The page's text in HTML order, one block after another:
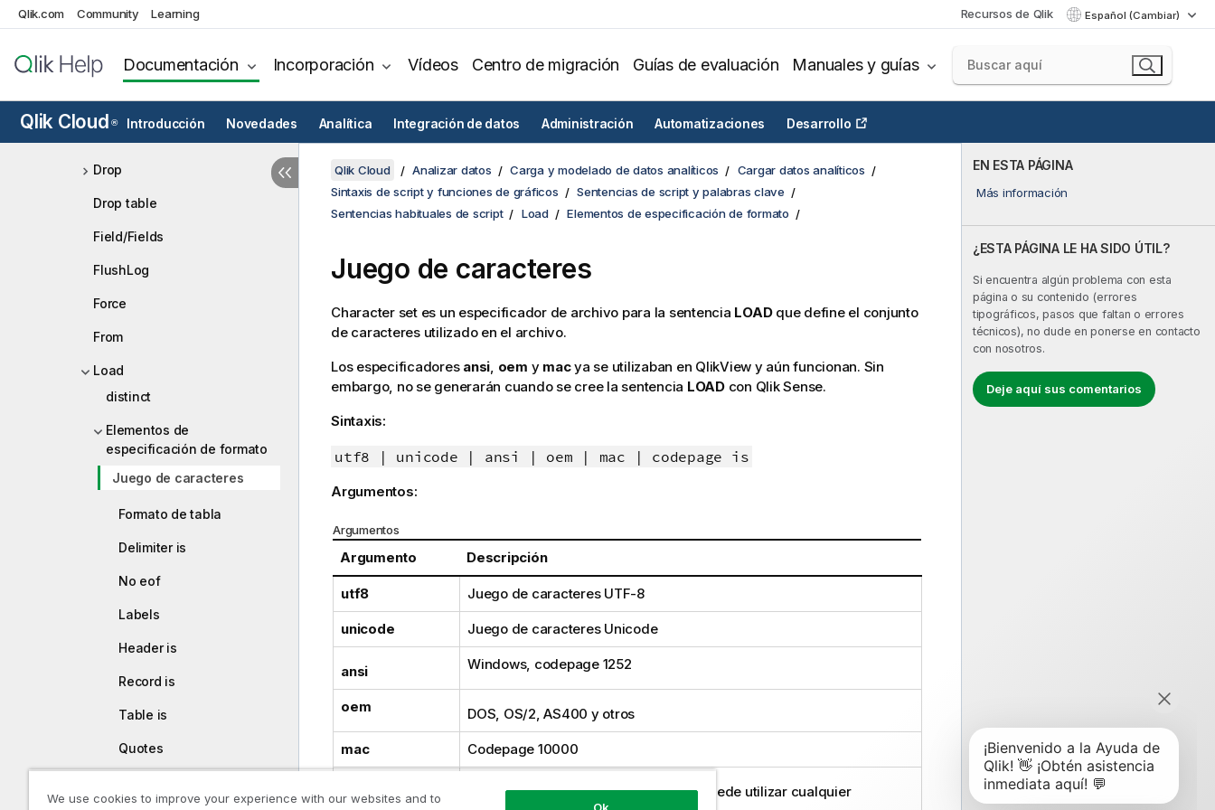
Qlik.com Community Learning Recursos de Qlik Español (Cambiar)
Documentación Incorporación Vídeos Centro de migración Guías de evaluación Manuales y guías
Qlik Cloud ® Introducción Novedades Analítica Integración de datos Administración Automatizaciones Desarrollo
Derive
Directory
Drop
Drop table
Field/Fields
FlushLog
Force
From
Load
distinct
Elementos de
especificación de formato
Juego de caracteres
Formato de tabla
Delimiter is
No eof
Labels
Header is
Record is
Table is
Quotes
EN ESTA PÁGINA
Más información
¿ESTA PÁGINA LE HA SIDO ÚTIL?
Si encuentra algún problema con esta
página o su contenido (errores
tipográficos, pasos que faltan o errores
técnicos), no dude en ponerse en contacto
con nosotros.
Deje aquí sus comentarios
Qlik Cloud Analizar datos Carga y modelado de datos analíticos
Cargar datos analíticos
Sintaxis de script y funciones de gráficos
Sentencias de script y palabras clave
Sentencias habituales de script
Load Elementos de especificación de formato
Juego de caracteres
Character set es un especificador de archivo para la sentencia LOADque define el conjunto
de caracteres utilizado en el archivo.
Los especificadores ansi, oem y macya se utilizaban en QlikView y aún funcionan. Sin
embargo, no se generarán cuando se cree la sentencia LOADcon Qlik Sense.
Sintaxis:
utf8 | unicode | ansi | oem | mac | codepage is
Argumentos:
Argumentos
Argumento Descripción
utf8 Juego de caracteres UTF-8
unicode Juego de caracteres Unicode
ansi Windows, codepage 1252
oem DOS, OS/2,AS400 y otros
mac Codepage 10000
Con el especificadorcodepage, se puede utilizar cualquier
We use cookies to improve your experience with our websites and to